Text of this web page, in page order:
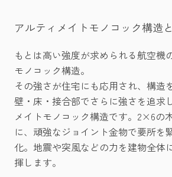
アルティメイトモノコック構造
もとは高い強度が求められる航空機
モノコック構造。
その強さが住宅にも応用され、構造
壁・床・接合部でさらに強さを追求
メイトモノコック構造です。2×6の
に、頑強なジョイント金物で要所を
化。地震や突風などの力を建物全体
揮します。